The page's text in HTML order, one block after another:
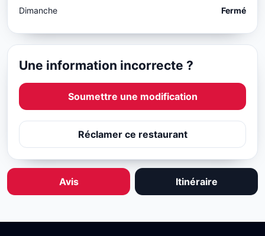
Dimanche Fermé
Une information incorrecte ?
Soumettre une modification
Réclamer ce restaurant
Avis Itinéraire